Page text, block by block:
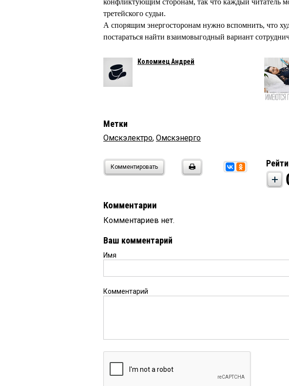
конфликтующим сторонам, так что каждый читатель
третейского судьи.
А спорящим энергосторонам нужно вспомнить, что
постараться найти взаимовыгодный вариант
Коломиец Андрей
Метки
Омскэлектро, Омскэнерго
Комментировать
Комментарии
Комментариев нет.
Ваш комментарий
Имя
Комментарий